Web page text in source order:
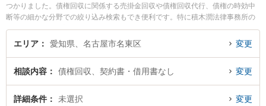
つかりました。債権回収に関係する売掛金回収や債権回収代行、債権の時効中
断等の細かな分野での絞り込み検索もでき便利です。特に積木潤法律事務所の
積木 潤弁護士のプロフィール情報や弁護士費用、強みなどが注目されていま
す。『名古屋市名東区で土日や夜間に発生した契約書・借用書なしの債権回収
約書・借用書なしの債権回収を法律相談できる名古屋市名東区内の弁護士に相
談予約したい』などでお困りの相談者さんにおすすめです。
エリア 愛知県、名古屋市名東区 変更
相談内容 債権回収、契約書・借用書なし 変更
詳細条件 未選択 変更